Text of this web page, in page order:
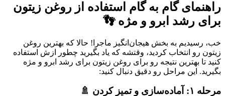
راهنمای گام به گام استفاده از روغن زیتون
برای رشد ابرو و مژه 👣
خب، رسیدیم به بخش هیجان‌انگیز ماجرا! حالا که بهترین روغن
زیتون رو انتخاب کردید، وقتشه که یاد بگیرید چطور ازش استفاده
کنید تا بهترین نتیجه رو برای روغن زیتون برای رشد ابرو و مژه
بگیرید. این مراحل رو دقیق دنبال کنید:
مرحله ۱: آماده‌سازی و تمیز کردن 🚿